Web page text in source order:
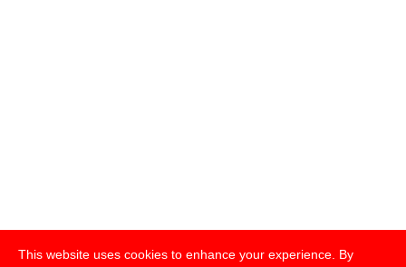
This website uses cookies to enhance your experience. By